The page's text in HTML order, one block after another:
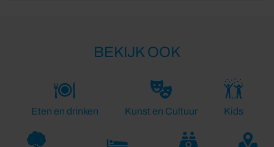
BEKIJK OOK
Eten en drinken Kunst en Cultuur Kids